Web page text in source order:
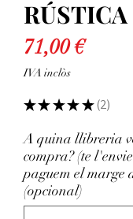
RÚSTICA
71,00 €Price
IVA inclòs
★ ★ ★ ★ ★ 2
2
A quina llibreria
compra? (te
paguem el marge
(opcional)